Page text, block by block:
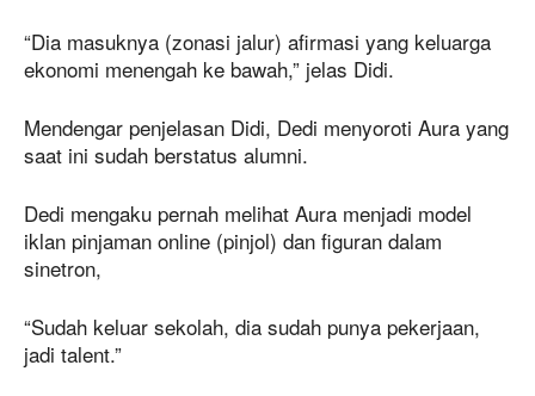
“Dia masuknya (zonasi jalur) afirmasi yang keluarga
ekonomi menengah ke bawah,” jelas Didi.
Mendengar penjelasan Didi, Dedi menyoroti Aura yang
saat ini sudah berstatus alumni.
Dedi mengaku pernah melihat Aura menjadi model
iklan pinjaman online (pinjol) dan figuran dalam
sinetron,
“Sudah keluar sekolah, dia sudah punya pekerjaan,
jadi talent.”